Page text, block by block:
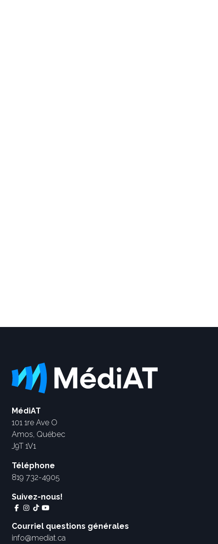
MédiAT
101 1re Ave O
Amos, Québec
J9T 1V1
Téléphone
819 732-4905
Suivez-nous!
Courriel questions générales
info@mediat.ca